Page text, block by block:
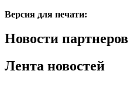
Версия для печати:
Новости партнеров
Лента новостей